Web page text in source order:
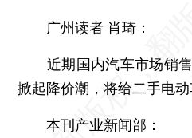
广州读者 肖琦：
近期国内汽车市场销售
掀起降价潮，将给二手电
本刊产业新闻部：